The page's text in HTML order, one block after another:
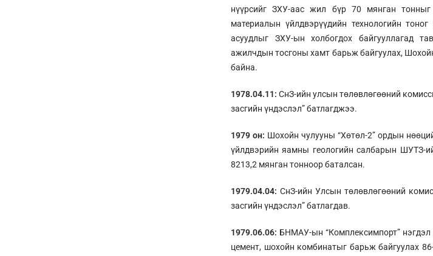
нүүрсийг ЗХУ-аас жил бүр 70 мянган
материалын үйлдвэрүүдийн технологийн
асуудлыг ЗХУ-ын холбогдох байгууллагад
ажилчдын тосгоны хамт барьж байгуулах,
байна.
1978.04.11: СнЗ-ийн улсын төлөвлөгөөний
засгийн үндэслэл” батлагджээ.
1979 он: Шохойн чулууны “Хөтөл-2” ордын
үйлдвэрийн яамны геологийн салбарын ШУТЗ-
8213,2 мянган тонноор баталсан.
1979.04.04: СнЗ-ийн Улсын төлөвлөгөөний
засгийн үндэслэл” батлагдав.
1979.06.06: БНМАУ-ын “Комплексимпорт” нэгдэл
цемент, шохойн комбинатыг барьж байгуулах